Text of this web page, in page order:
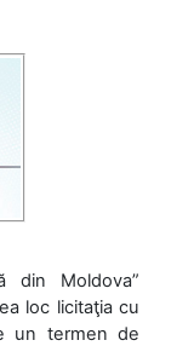
din Moldova”
loc licitaţia cu
un termen de